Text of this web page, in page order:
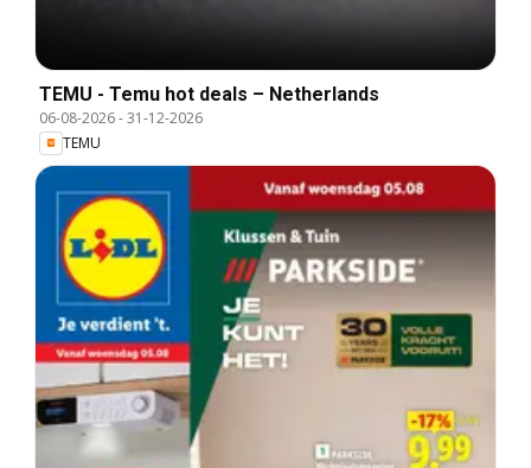
TEMU - Temu hot deals – Netherlands
06-08-2026-31-12-2026
TEMU